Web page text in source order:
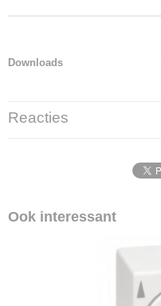
Downloads
Reacties
Ook interessant